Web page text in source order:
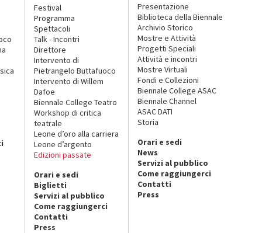
Festival
Programma
Spettacoli
Talk - Incontri
Direttore
Intervento di
Pietrangelo Buttafuoco
Intervento di Willem
Dafoe
Biennale College Teatro
Workshop di critica
teatrale
Leone d’oro alla carriera
Leone d’argento
Edizioni passate
Orari e sedi
Biglietti
Servizi al pubblico
Come raggiungerci
Contatti
Press
Presentazione
Biblioteca della Biennale
Archivio Storico
Mostre e Attività
Progetti Speciali
Attività e incontri
Mostre Virtuali
Fondi e Collezioni
Biennale College ASAC
Biennale Channel
ASAC DATI
Storia
Orari e sedi
News
Servizi al pubblico
Come raggiungerci
Contatti
Press